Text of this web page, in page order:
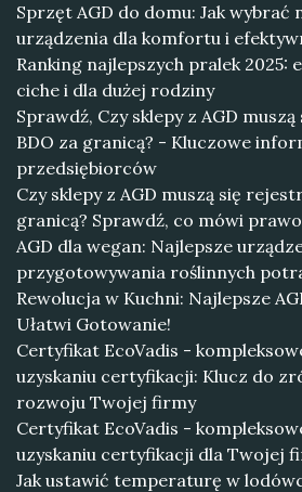
Sprzęt AGD do domu: Jak wybrać
urządzenia dla komfortu i
Ranking najlepszych pralek 2025:
ciche i dla dużej rodziny
Sprawdź, Czy sklepy z AGD
BDO za granicą? - Kluczowe
przedsiębiorców
Czy sklepy z AGD muszą się
granicą? Sprawdź, co mówi
AGD dla wegan: Najlepsze
przygotowywania roślinnych
Rewolucja w Kuchni: Najlepsze
Ułatwi Gotowanie!
Certyfikat EcoVadis -
uzyskaniu certyfikacji: Klucz do
rozwoju Twojej firmy
Certyfikat EcoVadis -
uzyskaniu certyfikacji dla Twojej
Jak ustawić temperaturę w